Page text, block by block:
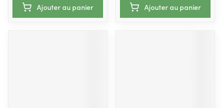
Ajouter au panier Ajouter au panier